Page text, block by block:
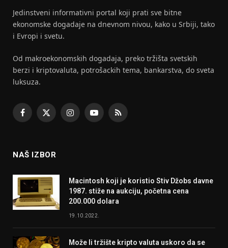
Jedinstveni informativni portal koji prati sve bitne
ekonomske dogadaje na dnevnom nivou, kako u Srbiji, tako
i Evropi i svetu.
Od makroekonomskih dogadaja, preko tržišta svetskih
berzi i kriptovaluta, potrošackih tema, bankarstva, do sveta
luksuza.
Facebook
X
InstagramYouTubeRSS
NAŠ IZBOR
Macintosh koji je koristio Stiv Džobs davne
1987. stiže na aukciju, početna cena
200.000 dolara
19.10.2022.
Može li tržište kripto valuta uskoro da se